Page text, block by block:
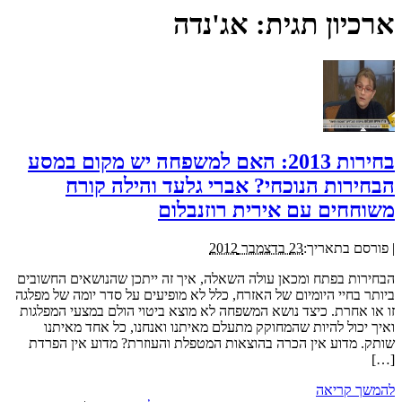
ארכיון תגית: אג'נדה
בחירות 2013: האם למשפחה יש מקום במסע
הבחירות הנוכחי? אברי גלעד והילה קורח
משוחחים עם אירית רוזנבלום
| פורסם בתאריך:23 בדצמבר 2012
הבחירות בפתח ומכאן עולה השאלה, איך זה ייתכן שהנושאים החשובים
ביותר בחיי היומיום של האזרח, כלל לא מופיעים על סדר יומה של מפלגה
זו או אחרת. כיצד נושא המשפחה לא מוצא ביטוי הולם במצעי המפלגות
ואיך יכול להיות שהמחוקק מתעלם מאיתנו ואנחנו, כל אחד מאיתנו
שותק. מדוע אין הכרה בהוצאות המטפלת והעוזרת? מדוע אין הפרדת
[…]
להמשך קריאה